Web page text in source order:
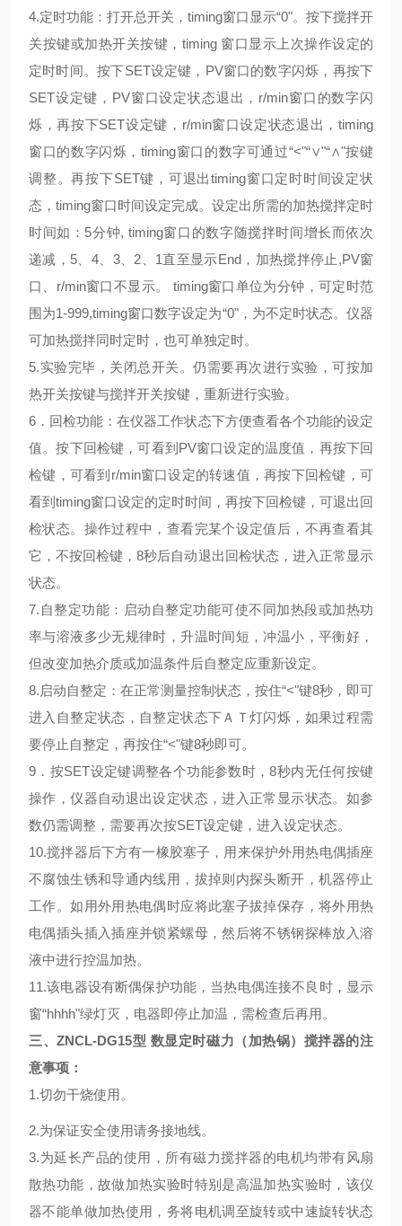
4.定时功能：打开总开关， timing窗口显示“0"。按下搅拌开
关按键或加热开关按键， timing 窗口显示上次操作设定的
定时时间。按下SET设定键， PV窗口的数字闪烁，再按下
SET设定键， PV窗口设定状态退出， r/min窗口的数字闪
烁，再按下SET设定键， r/min窗口设定状态退出， timing
窗口的数字闪烁，timing窗口的数字可通过“<"“∨"“∧"按键
调整。再按下SET键，可退出timing窗口定时时间设定状
态， timing窗口时间设定完成。设定出所需的加热搅拌定时
时间如： 5分钟, timing窗口的数字随搅拌时间增长而依次
递减， 5 4、 3、 2 1直至显示End，加热搅拌停止 ,PV窗
口、 r/min窗口不显示。 timing窗口单位为分钟，可定时范
围为1-999,timing窗口数字设定为“0"，为不定时状态。仪器
可加热搅拌同时定时，也可单独定时。
5.实验完毕，关闭总开关。仍需要再次进行实验，可按加
热开关按键与搅拌开关按键，重新进行实验。
6 ．回检功能：在仪器工作状态下方便查看各个功能的设定
值。按下回检键，可看到 PV窗口设定的温度值，再按下回
检键，可看到 r/min窗口设定的转速值，再按下回检键，可
看到 timing窗口设定的定时时间，再按下回检键，可退出回
检状态。操作过程中，查看完某个设定值后，不再查看其
它，不按回检键，8秒后自动退出回检状态，进入正常显示
状态。
7. 自整定功能：启动自整定功能可使不同加热段或加热功
率与溶液多少无规律时，升温时间短，冲温小，平衡好，
但改变加热介质或加温条件后自整定应重新设定。
8.启动自整定：在正常测量控制状态，按住“<"键8秒，即可
进入自整定状态，自整定状态下ＡＴ灯闪烁，如果过程需
要停止自整定，再按住“<"键8秒即可。
9 ．按SET设定键调整各个功能参数时，8秒内无任何按键
操作，仪器自动退出设定状态，进入正常显示状态。如参
数仍需调整，需要再次按SET设定键，进入设定状态。
10.搅拌器后下方有一橡胶塞子，用来保护外用热电偶插座
不腐蚀生锈和导通内线用，拔掉则内探头断开，机器停止
工作。如用外用热电偶时应将此塞子拔掉保存，将外用热
电偶插头插入插座并锁紧螺母，然后将不锈钢探棒放入溶
液中进行控温加热。
11.该电器设有断偶保护功能，当热电偶连接不良时，显示
窗“hhhh"绿灯灭，电器即停止加温，需检查后再用。
三、ZNCL-DG15型 数显定时磁力（加热锅）搅拌器的注
意事项 ：
1.切勿干烧使用。
2.为保证安全使用请务接地线。
3.为延长产品的使用，所有磁力搅拌器的电机均带有风扇
散热功能，故做加热实验时特别是高温加热实验时，该仪
器不能单做加热使用，务将电机调至旋转或中速旋转状态